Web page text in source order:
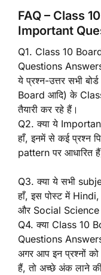
FAQ – Class
Important
Q1. Class 10
Questions
ये प्रश्न-उत्तर सभी
Board आदि) के Class
तैयारी कर रहे हैं।
Q2. क्या ये Important
हाँ, इनमें से कई प्रश्न
pattern पर आधारित
Q3. क्या ये सभी
हाँ, इस पोस्ट में
और Social Science के
Q4. क्या Class 10
Questions
अगर आप इन प्रश्नों
हैं, तो अच्छे अंक लाने